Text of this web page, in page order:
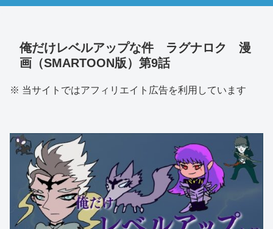
俺だけレベルアップな件 ラグナロク 漫
画（SMARTOON版）第9話
※ 当サイトではアフィリエイト広告を利用しています